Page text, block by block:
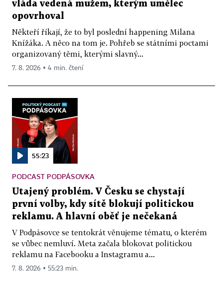
vláda vedená mužem, kterým umělec
opovrhoval
Někteří říkají, že to byl poslední happening Milana
Knížáka. A něco na tom je. Pohřeb se státními poctami
organizovaný těmi, kterými slavný...
7. 8. 2026 ▪ 4 min. čtení
55:23
PODCAST PODPÁSOVKA
Utajený problém. V Česku se chystají
první volby, kdy sítě blokují politickou
reklamu. A hlavní oběť je nečekaná
V Podpásovce se tentokrát věnujeme tématu, o kterém
se vůbec nemluví. Meta začala blokovat politickou
reklamu na Facebooku a Instagramu a...
7. 8. 2026 ▪ 55:23 min.